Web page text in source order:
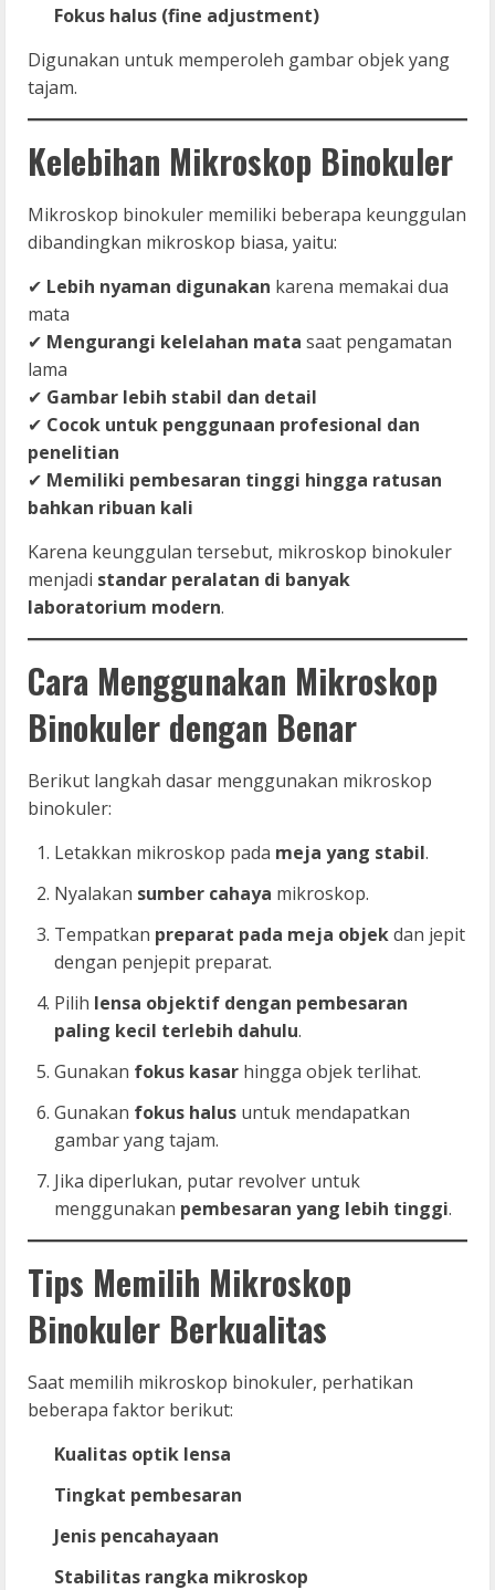
Fokus halus (fine adjustment)
Digunakan untuk memperoleh gambar objek yang
tajam.
Kelebihan Mikroskop Binokuler
Mikroskop binokuler memiliki beberapa keunggulan
dibandingkan mikroskop biasa, yaitu:
✔ Lebih nyaman digunakan karena memakai dua
mata
✔ Mengurangi kelelahan mata saat pengamatan
lama
✔ Gambar lebih stabil dan detail
✔ Cocok untuk penggunaan profesional dan
penelitian
✔ Memiliki pembesaran tinggi hingga ratusan
bahkan ribuan kali
Karena keunggulan tersebut, mikroskop binokuler
menjadi standar peralatan di banyak
laboratorium modern.
Cara Menggunakan Mikroskop
Binokuler dengan Benar
Berikut langkah dasar menggunakan mikroskop
binokuler:
Letakkan mikroskop pada meja yang stabil.
Nyalakan sumber cahaya mikroskop.
Tempatkan preparat pada meja objekdan jepit
dengan penjepit preparat.
Pilih lensa objektif dengan pembesaran
paling kecil terlebih dahulu.
Gunakan fokus kasar hingga objek terlihat.
Gunakan fokus halus untuk mendapatkan
gambar yang tajam.
Jika diperlukan, putar revolver untuk
menggunakan pembesaran yang lebih tinggi.
Tips Memilih Mikroskop
Binokuler Berkualitas
Saat memilih mikroskop binokuler, perhatikan
beberapa faktor berikut:
Kualitas optik lensa
Tingkat pembesaran
Jenis pencahayaan
Stabilitas rangka mikroskop